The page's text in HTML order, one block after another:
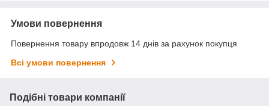
Умови повернення
Повернення товару впродовж 14 днів за рахунок покупця
Всі умови повернення
Подібні товари компанії